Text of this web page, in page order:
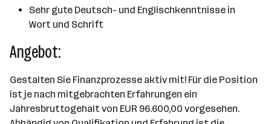
Sehr gute Deutsch- und Englischkenntnisse in
Wort und Schrift
Angebot:
Gestalten Sie Finanzprozesse aktiv mit! Für die Position
ist je nach mitgebrachten Erfahrungen ein
Jahresbruttogehalt von EUR 96.600,00 vorgesehen.